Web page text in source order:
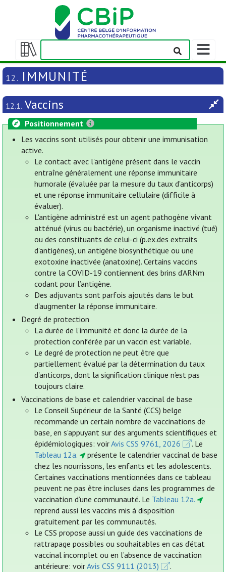
Afficher/masquer
la
table
matières
Afficher/
la
barre
12. IMMUNITÉ
12.1. Vaccins
Positionnement
Les vaccins sont utilisés pour obtenir une immunisation
active.
Le contact avec l'antigène présent dans le vaccin
entraîne généralement une réponse immunitaire
humorale (évaluée par la mesure du taux d'anticorps)
et une réponse immunitaire cellulaire (difficile à
évaluer).
L'antigène administré est un agent pathogène vivant
atténué (virus ou bactérie), un organisme inactivé (tué)
ou des constituants de celui-ci (p.ex.des extraits
d’antigènes), un antigène biosynthétique ou une
exotoxine inactivée (anatoxine). Certains vaccins
contre la COVID-19 contiennent des brins d’ARNm
codant pour l’antigène.
Des adjuvants sont parfois ajoutés dans le but
d'augmenter la réponse immunitaire.
Degré de protection
La durée de l'immunité et donc la durée de la
protection conférée par un vaccin est variable.
Le degré de protection ne peut être que
partiellement évalué par la détermination du taux
d'anticorps, dont la signification clinique n’est pas
toujours claire.
Vaccinations de base et calendrier vaccinal de base
Le Conseil Supérieur de la Santé (CCS) belge
recommande un certain nombre de vaccinations de
base, en s’appuyant sur des arguments scientifiques et
épidémiologiques: voirAvis CSS 9761, 2026
. Le
Tableau 12a.
présente le calendrier vaccinal de base
chez les nourrissons, les enfants et les adolescents.
Certaines vaccinations mentionnées dans ce tableau
peuvent ne pas être incluses dans les programmes de
vaccination d’une communauté. Le Tableau 12a.
reprend aussi les vaccins mis à disposition
gratuitement par les communautés.
Le CSS propose aussi un guide des vaccinations de
rattrapage possibles ou souhaitables en cas d’état
vaccinal incomplet ou en l’absence de vaccination
antérieure: voirAvis CSS 9111 (2013)
.